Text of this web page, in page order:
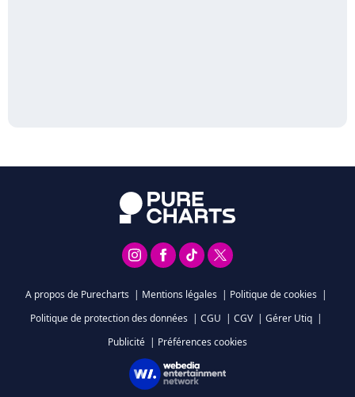
A propos de Purecharts | Mentions légales | Politique de cookies |
Politique de protection des données | CGU | CGV | Gérer Utiq |
Publicité | Préférences cookies